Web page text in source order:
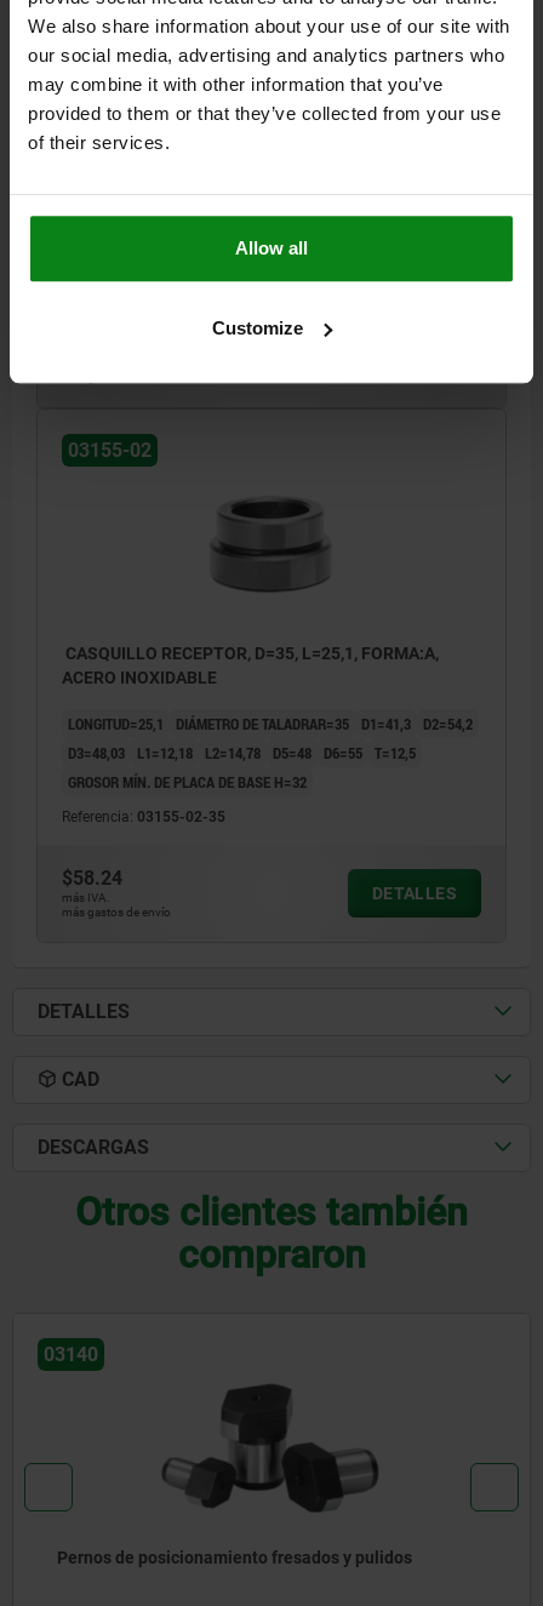
We also share information about your use of our site with
our social media, advertising and analytics partners who
may combine it with other information that you’ve
provided to them or that they’ve collected from your use
of their services.
Allow all
Customize
CASQUILLO RECEPTOR, D=30, L=21,8, FORMA:A,
ACERO INOXIDABLE
D3=42,03 L1=10,63 L2=11,18 D5=42 D6=49 T=10,95
GROSOR MÍN. DE PLACA DE BASE H=30
Referencia:03155-02-30
03155-02
CASQUILLO RECEPTOR, D=35, L=25,1, FORMA:A,
ACERO INOXIDABLE
LONGITUD=25,1 DIÁMETRO DE TALADRAR=35 D1=41,3
D2=54,2
D3=48,03
L1=12,18 L2=14,78 D5=48 D6=55 T=12,5
GROSOR MÍN. DE PLACA DE BASE H=32
Referencia: 03155-02-35
$58.24
más IVA.
más gastos de envío
DETALLES
DETALLES
CAD
DESCARGAS
Otros clientes también
compraron
y pulidos
Casquillos receptores de acero,